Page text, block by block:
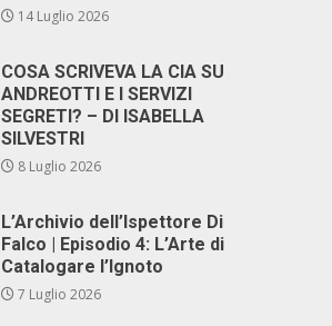
14 Luglio 2026
COSA SCRIVEVA LA CIA SU
ANDREOTTI E I SERVIZI
SEGRETI? – DI ISABELLA
SILVESTRI
8 Luglio 2026
L’Archivio dell’Ispettore Di
Falco | Episodio 4: L’Arte di
Catalogare l’Ignoto
7 Luglio 2026